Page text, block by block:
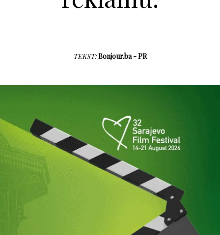
TEKST:Bonjour.ba - PR